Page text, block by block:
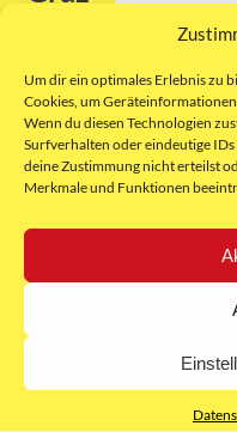
Um dir ein optimales Erlebnis zu
Cookies, um
Wenn du diesen Technologien
Surfverhalten oder eindeutige
deine Zustimmung nicht erteilst
Merkmale und Funktionen
Sie erreichen uns unter:
kontakt@freielokale-graz.at
Website by Rubikon
GmbH
E-Mail